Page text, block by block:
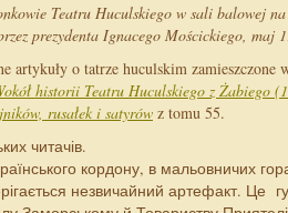
Teatru Huculskiego w sali balowej
prezydenta Ignacego Mościckiego, maj
artykuły o tatrze huculskim
historii Teatru Huculskiego z Żabiego
rusałek i satyrów z tomu 55.
читачів.
кордону, в мальовничих
незвичайний артефакт. Це